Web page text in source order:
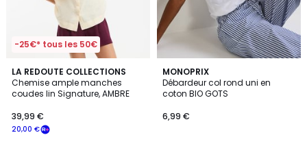
-25€* tous les 50€
LA REDOUTE COLLECTIONS
Chemise ample manches
coudes lin Signature, AMBRE
20,00 €
39,99 €
4,8
/ 5
2
Couleurs
MONOPRIX
Débardeur col rond uni en
coton BIO GOTS
6,99 €
2,5
/ 5
4
Couleurs